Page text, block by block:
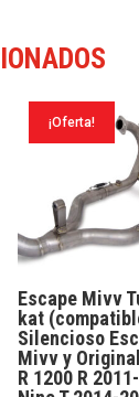
¡Oferta!
Escape Mivv
kat
Silencioso
Mivv y
R 1200 R